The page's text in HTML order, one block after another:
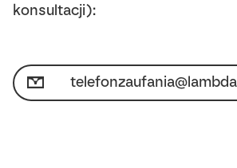
konsultacji):